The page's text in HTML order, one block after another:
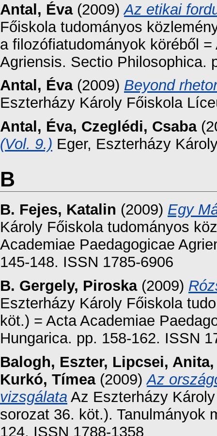
Antal, Éva(2009)Az etikai
Főiskola tudományos
a filozófiatudományok köréből
Agriensis. Sectio Philosophica.
Antal, Éva(2009) Beyond
Eszterházy Károly Főiskola
Antal, Éva, Czeglédi, Csaba
(Vol. 9.) Eger, Eszterházy
B
B. Fejes, Katalin (2009) Egy
Károly Főiskola tudományos
Academiae Paedagogicae
145-148. ISSN 1785-6906
B. Gergely, Piroska(2009)
Eszterházy Károly Főiskola
köt.) = Acta Academiae
Hungarica. pp. 158-162. ISSN
Balogh, Eszter, Lipcsei, Anita
Kurkó, Tímea(2009)Az
vizsgálata Az Eszterházy
sorozat 36. köt.). Tanulmányok
124. ISSN 1788-1358